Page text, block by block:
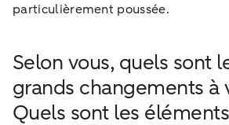
particulièrement poussée.
Selon vous, quels sont
grands changements à
Quels sont les